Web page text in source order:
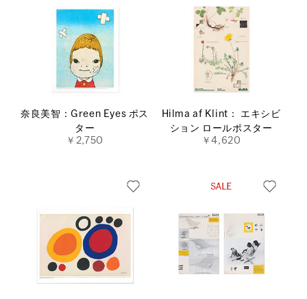
奈良美智：Green Eyes ポス
ター
￥2,750
Hilma af Klint： エキシビ
ション ロールポスター
￥4,620